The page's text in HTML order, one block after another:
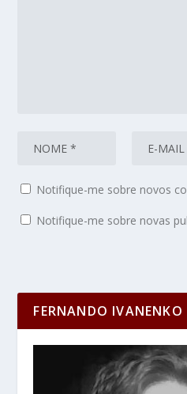
Notifique-me sobre novos
Notifique-me sobre novas
FERNANDO IVANENKO